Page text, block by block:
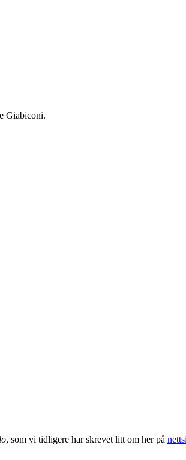
Giabiconi.
, som vi tidligere har skrevet litt om her på